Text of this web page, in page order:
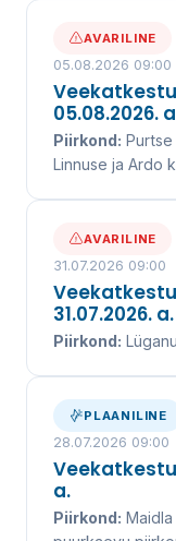
AVARILINE
05.08.2026 09:00
05.08.2026.
Piirkond: Purtse
Linnuse ja Ardo
AVARILINE
31.07.2026 09:00
31.07.2026. a.
Piirkond:
PLAANILINE
28.07.2026 09:00
a.
Piirkond: